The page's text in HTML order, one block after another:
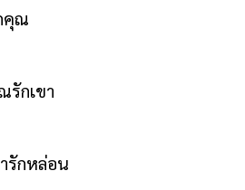
คุณ
รักเขา
รักหล่อน